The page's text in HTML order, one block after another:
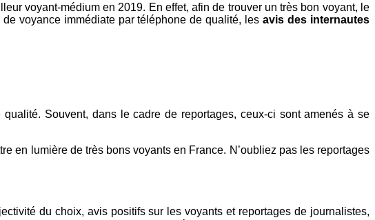
voyant-médium en 2019. En effet, afin de trouver un très bon voyant, le
voyance immédiate par téléphone de qualité, lesavis des internautes
Souvent, dans le cadre de reportages, ceux-ci sont amenés à se
en lumière de très bons voyants en France. N’oubliez pas les reportages
du choix, avis positifs sur les voyants et reportages de journalistes,